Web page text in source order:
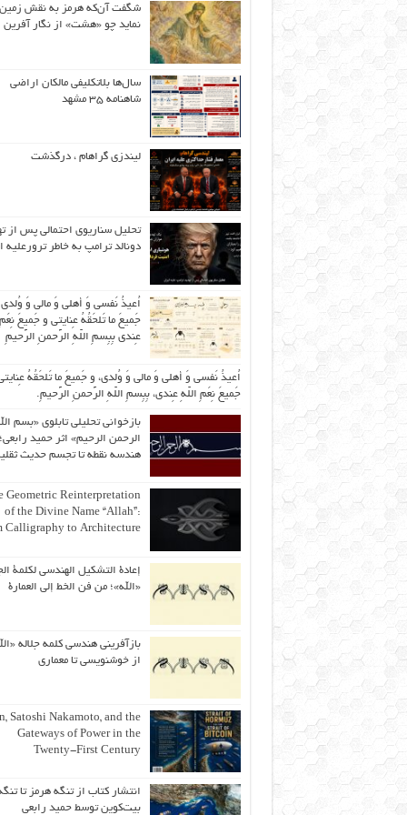
شگفت آن‌که هرمز به نقش زمین
نماید چو «هشت» از نگار آفرین
سال‌ها بلاتکلیفی مالکان اراضی
شاهنامه ۳۵ مشهد
لیندزی گراهام ، درگذشت
تحلیل سناریوی احتمالی پس از
دونالد ترامپ به خاطر ترورعلیه
اُعیذُ نَفسی وَ أهلی وَ مالی وَ
جَمیعَ ما تَلحَقُهُ عِنایتی و جَمیعَ نِعَمِ
عِندی بِبِسمِ اللّهِ الرَّحمنِ الرَّحیمِ
اُعیذُ نَفسی وَ أهلی وَ مالی وَ وُلدی، و جَمیعَ ما تَلحَقُهُ
جَمیعَ نِعَمِ اللّهِ عِندی، بِبِسمِ اللّهِ الرَّحمنِ الرَّحیمِ.
بازخوانی تحلیلی تابلوی «بسم
الرحمن الرحیم» اثر حمید رابعی؛
هندسه نقطه تا تجسم حدیث
Geometric Reinterpretation
of the Divine Name “Allah”:
Calligraphy to Architecture
إعادة التشكيل الهندسي لكلمة
«الله»؛ من فن الخط إلى العمارة
بازآفرینی هندسی کلمه جلاله
از خوشنویسی تا معماری
Satoshi Nakamoto, and the
Gateways of Power in the
Twenty-First Century
انتشار کتاب از تنگه هرمز تا
بیت‌کوین توسط حمید رابعی